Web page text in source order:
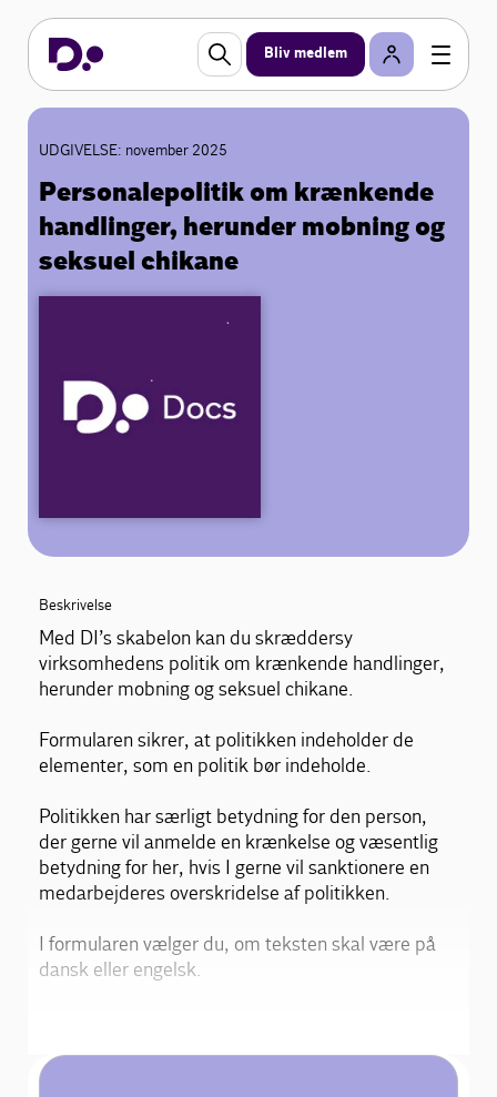
Bliv medlem
UDGIVELSE: november 2025
Personalepolitik om krænkende
handlinger, herunder mobning og
seksuel chikane
Beskrivelse
Med DI’s skabelon kan du skræddersy
virksomhedens politik om krænkende handlinger,
herunder mobning og seksuel chikane.
Formularen sikrer, at politikken indeholder de
elementer, som en politik bør indeholde.
Politikken har særligt betydning for den person,
der gerne vil anmelde en krænkelse og væsentlig
betydning for her, hvis I gerne vil sanktionere en
medarbejderes overskridelse af politikken.
I formularen vælger du, om teksten skal være på
dansk eller engelsk.